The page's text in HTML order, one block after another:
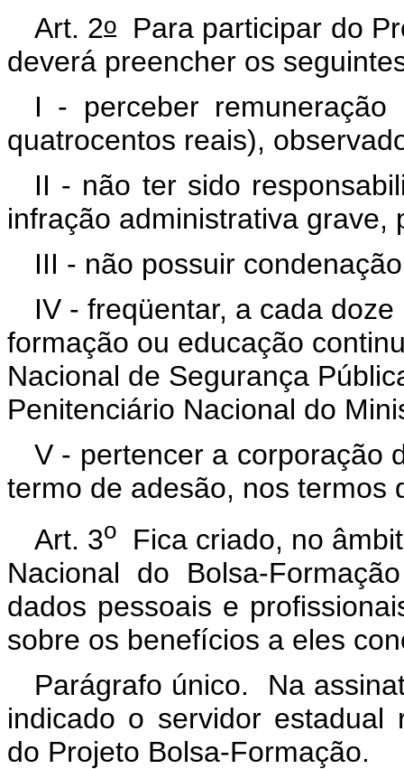
Art. 2oPara participar do
deverá preencher os
I - perceber
quatrocentos reais),
II - não ter sido
infração administrativa grave,
III - não possuir
IV - freqüentar, a cada
formação ou educação
Nacional de Segurança
Penitenciário Nacional do
V - pertencer a corporação
termo de adesão, nos termos
Art. 3o Fica criado, no
Nacional do Bolsa-
dados pessoais e
sobre os benefícios a eles
Parágrafo único. Na
indicado o servidor estadual
do Projeto Bolsa-Formação.